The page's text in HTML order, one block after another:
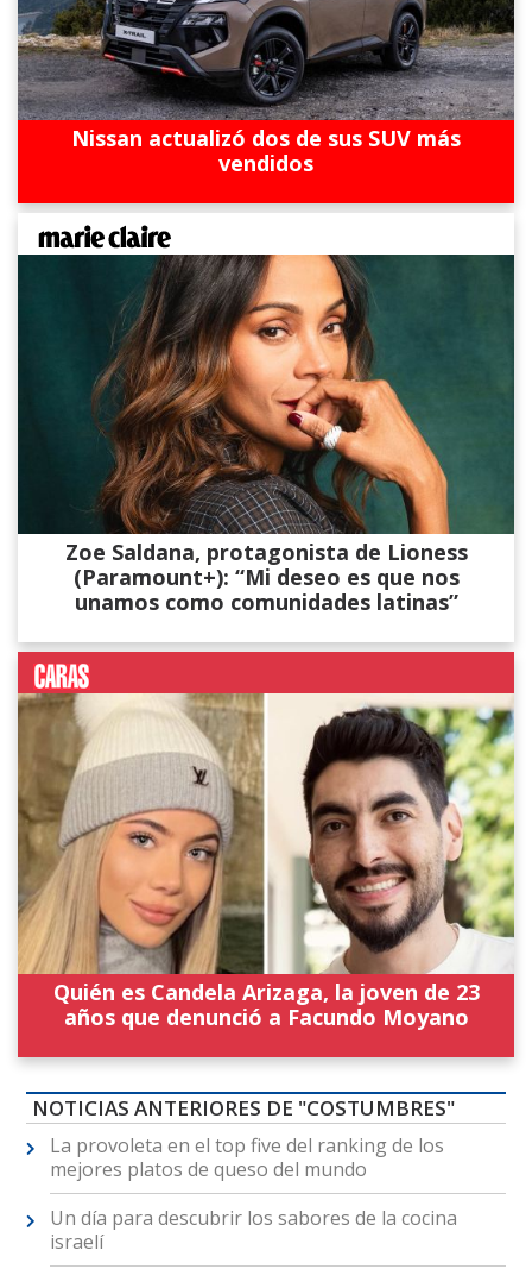
Nissan actualizó dos de sus SUV más
vendidos
Zoe Saldana, protagonista de Lioness
(Paramount+): “Mi deseo es que nos
unamos como comunidades latinas”
Quién es Candela Arizaga, la joven de 23
años que denunció a Facundo Moyano
NOTICIAS ANTERIORES DE "COSTUMBRES"
La provoleta en el top five del ranking de los
mejores platos de queso del mundo
Un día para descubrir los sabores de la cocina
israelí